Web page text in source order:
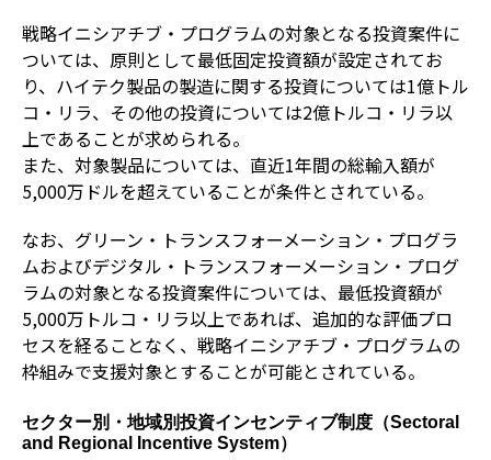
戦略イニシアチブ・プログラムの対象となる投資案件に
ついては、原則として最低固定投資額が設定されてお
り、ハイテク製品の製造に関する投資については1億トル
コ・リラ、その他の投資については2億トルコ・リラ以
上であることが求められる。
また、対象製品については、直近1年間の総輸入額が
5,000万ドルを超えていることが条件とされている。
なお、グリーン・トランスフォーメーション・プログラ
ムおよびデジタル・トランスフォーメーション・プログ
ラムの対象となる投資案件については、最低投資額が
5,000万トルコ・リラ以上であれば、追加的な評価プロ
セスを経ることなく、戦略イニシアチブ・プログラムの
枠組みで支援対象とすることが可能とされている。
セクター別・地域別投資インセンティブ制度（Sectoral
and Regional Incentive System）